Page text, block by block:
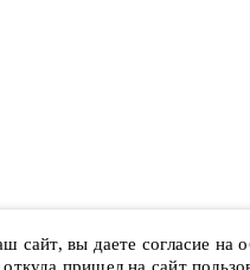
сайт, вы даете согласие на